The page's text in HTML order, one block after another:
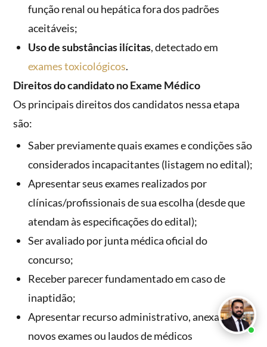
função renal ou hepática fora dos padrões
aceitáveis;
Uso de substâncias ilícitas, detectado em
exames toxicológicos.
Direitos do candidato no Exame Médico
Os principais direitos dos candidatos nessa etapa
são:
Saber previamente quais exames e condições são
considerados incapacitantes (listagem no edital);
Apresentar seus exames realizados por
clínicas/profissionais de sua escolha (desde que
atendam às especificações do edital);
Ser avaliado por junta médica oficial do
concurso;
Receber parecer fundamentado em caso de
inaptidão;
Apresentar recurso administrativo, anexando
novos exames ou laudos de médicos